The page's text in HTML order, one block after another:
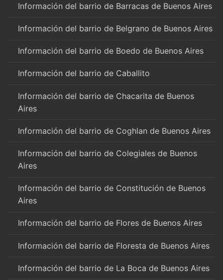
Información del barrio de Barracas de Buenos Aires
Información del barrio de Belgrano de Buenos Aires
Información del barrio de Boedo de Buenos Aires
Información del barrio de Caballito
Información del barrio de Chacarita de Buenos
Aires
Información del barrio de Coghlan de Buenos Aires
Información del barrio de Colegiales de Buenos
Aires
Información del barrio de Constitución de Buenos
Aires
Información del barrio de Flores de Buenos Aires
Información del barrio de Floresta de Buenos Aires
Información del barrio de La Boca de Buenos Aires